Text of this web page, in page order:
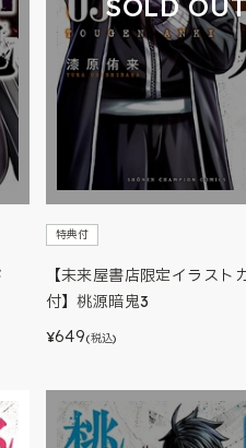
特典付
【未来屋書店限定イラスト
付】桃源暗鬼3
¥649(税込)